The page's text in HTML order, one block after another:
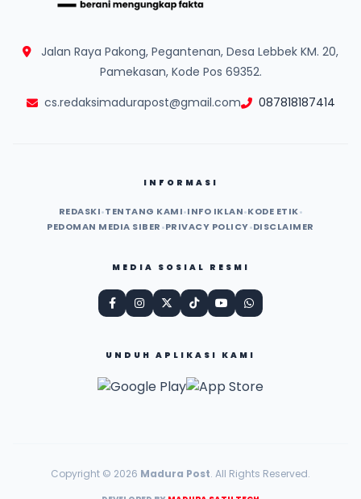
Jalan Raya Pakong, Pegantenan, Desa Lebbek KM. 20,
Pamekasan, Kode Pos 69352.
cs.redaksimadurapost@gmail.com
087818187414
INFORMASI
REDASKI•TENTANG KAMI•INFO IKLAN•KODE ETIK•
PEDOMAN MEDIA SIBER•PRIVACY POLICY•DISCLAIMER
MEDIA SOSIAL RESMI
UNDUH APLIKASI KAMI
Copyright © 2026 Madura Post. All Rights Reserved.